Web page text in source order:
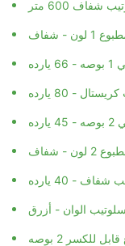
شفاف 600 متر
- شفاف
- 80 يارده
- شفاف
- 40 يارده
سلوتيب الوان - أزرق
للكسر 2 بوصه